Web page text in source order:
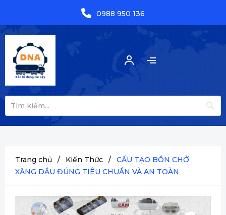
0988 950 136
Trang chủ / Kiến Thức /
CẤU TẠO BỒN CHỞ
XĂNG DẦU ĐÚNG TIÊU CHUẨN VÀ AN TOÀN